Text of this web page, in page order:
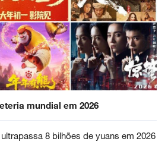
mundial em 2026
8 bilhões de yuans em 2026